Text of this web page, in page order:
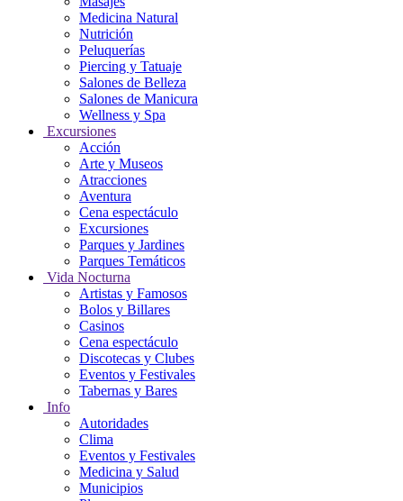
Medicina Natural
Nutrición
Peluquerías
Piercing y Tatuaje
Salones de Belleza
Salones de Manicura
Wellness y Spa
Excursiones
Acción
Arte y Museos
Atracciones
Aventura
Cena espectáculo
Excursiones
Parques y Jardines
Parques Temáticos
Vida Nocturna
Artistas y Famosos
Bolos y Billares
Casinos
Cena espectáculo
Discotecas y Clubes
Eventos y Festivales
Tabernas y Bares
Info
Autoridades
Clima
Eventos y Festivales
Medicina y Salud
Municipios